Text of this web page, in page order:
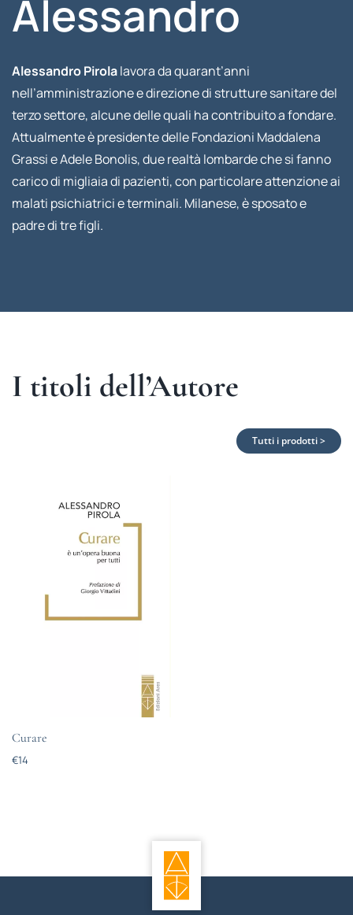
Alessandro
Alessandro Pirolalavora da quarant’anni
nell’amministrazione e direzione di strutture sanitare del
terzo settore, alcune delle quali ha contribuito a fondare.
Attualmente è presidente delle Fondazioni Maddalena
Grassi e Adele Bonolis, due realtà lombarde che si fanno
carico di migliaia di pazienti, con particolare attenzione ai
malati psichiatrici e terminali. Milanese, è sposato e
padre di tre figli.
I titoli dell’Autore
Tutti i prodotti >
Curare
€14